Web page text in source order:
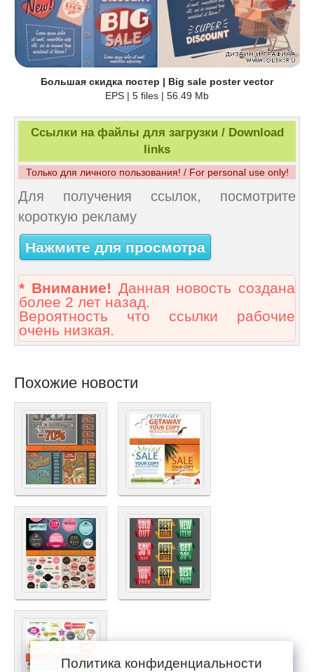
Большая скидка постер | Big sale poster vector
EPS | 5 files | 56.49 Mb
Ссылки на файлы для загрузки / Download
links
Только для личного пользования! / For personal use only!
Для получения ссылок, посмотрите
короткую рекламу
Нажмите для просмотра
* Внимание! Данная новость создана
более 2 лет назад.
Вероятность что ссылки рабочие
очень низкая.
Похожие новости
Политика конфиденциальности